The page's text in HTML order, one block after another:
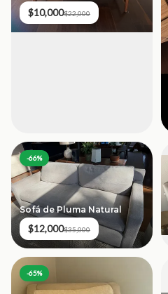
$10,000$22,000
-66%
Sofá de Pluma Natural
$12,000$35,000
-65%